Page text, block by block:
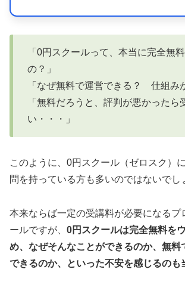
「0円スクールって、本当に完全無
の？」
「なぜ無料で運営できる？ 仕組み
「無料だろうと、評判が悪かったら
い・・・」
このように、0円スクール（ゼロスク）
問を持っている方も多いのではないでし
本来ならば一定の受講料が必要になるプ
ールですが、 0円スクールは完全無料を
め、なぜそんなことができるのか、無料
できるのか、といった不安を感じるのも